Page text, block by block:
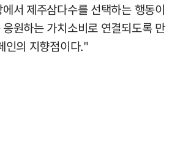
서 제주삼다수를 선택하는 행동이
원하는 가치소비로 연결되도록 만
인의 지향점이다."